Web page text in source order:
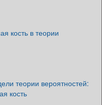
кость в теории
теории вероятностей:
кость